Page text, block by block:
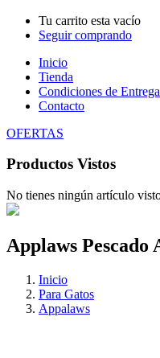
Tu carrito esta vacío
Seguir comprando
Inicio
Tienda
Condiciones de Entrega
Contacto
OFERTAS
Productos Vistos
No tienes ningún artículo
Applaws Pescado
Inicio
Para Gatos
Appalaws